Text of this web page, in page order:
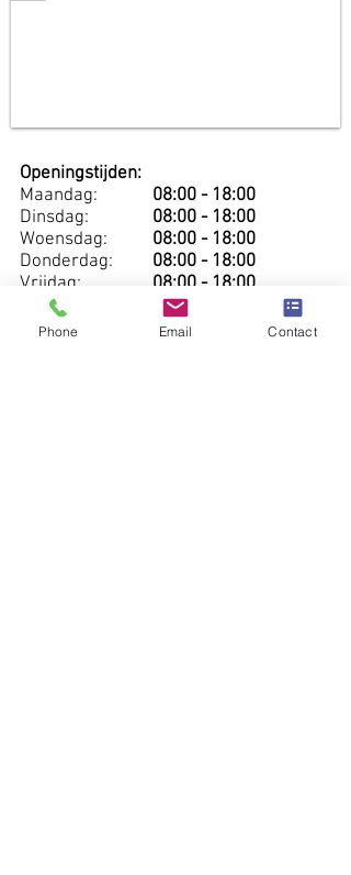
Openingstijden:
Maandag:
Dinsdag:
Woensdag:
Donderdag:
Vrijdag:
Zaterdag:
Zondag:
08:00 - 18:00
08:00 - 18:00
08:00 - 18:00
08:00 - 18:00
08:00 - 18:00
Gesloten
Gesloten
Phone Email Contact